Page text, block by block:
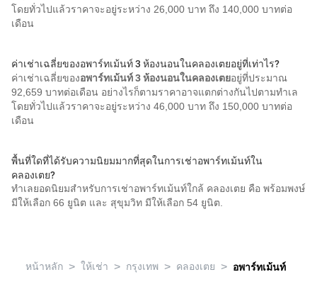
โดยทั่วไปแล้วราคาจะอยู่ระหว่าง 26,000 บาท ถึง 140,000 บาทต่อ
เดือน
ค่าเช่าเฉลี่ยของอพาร์ทเม้นท์ 3 ห้องนอนในคลองเตยอยู่ที่เท่าไร?
ค่าเช่าเฉลี่ยของอพาร์ทเม้นท์ 3 ห้องนอนในคลองเตยอยู่ที่ประมาณ
92,659 บาทต่อเดือน อย่างไรก็ตามราคาอาจแตกต่างกันไปตามทำเล
โดยทั่วไปแล้วราคาจะอยู่ระหว่าง 46,000 บาท ถึง 150,000 บาทต่อ
เดือน
พื้นที่ใดที่ได้รับความนิยมมากที่สุดในการเช่าอพาร์ทเม้นท์ใน
คลองเตย?
ทำเลยอดนิยมสำหรับการเช่าอพาร์ทเม้นท์ใกล้ คลองเตย คือ พร้อมพงษ์
มีให้เลือก 66 ยูนิต และ สุขุมวิท มีให้เลือก 54 ยูนิต.
หน้าหลัก > ให้เช่า > กรุงเทพ > คลองเตย > อพาร์ทเม้นท์